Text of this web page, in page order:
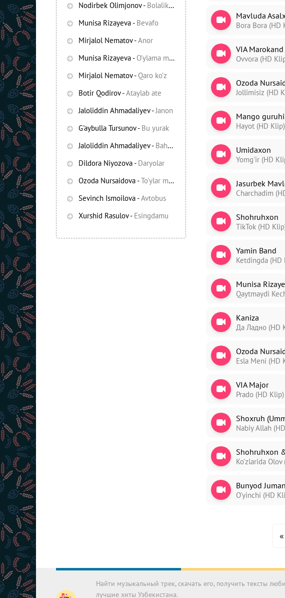
Nodirbek Olimjonov- Bolalikning ko'chalari
Munisa Rizayeva- Bevafo
Mirjalol Nematov-Anor
Munisa Rizayeva- O'ylama mani
Mirjalol Nematov- Qaro ko'z
Botir Qodirov-Ataylab ate
Jaloliddin Ahmadaliyev-Janon
G'aybulla Tursunov- Bu yurak
Jaloliddin Ahmadaliyev- Bahor yomg'irlari
Dildora Niyozova- Daryolar
Ozoda Nursaidova-To'ylar muborak
Sevinch Ismoilova-Avtobus
Xurshid Rasulov- Esingdamu
Mavluda
Bora Bora (HD
VIA Marokand
Ovvora (HD
Ozoda
Jollimisiz (HD
Mango guruhi
Hayot (HD Klip)
Umidaxon
Yomg'ir (HD
Jasurbek
Charchadim
Shohruhxon
TikTok (HD
Yamin Band
Ketdingda (HD
Munisa
Qaytmaydi
Kaniza
Да Ладно (HD
Ozoda
Esla Meni (HD
VIA Major
Prado (HD Klip)
Shoxruh
Nabiy Allah
Shohruhxon
Ko’zlarida
Bunyod
O'yinchi (HD
«
Найти музыкальный трек, скачать его, получить тексты
лучшие хиты Узбекистана.